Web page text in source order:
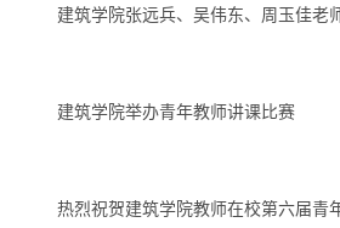
建筑学院举办青年教师讲课比赛